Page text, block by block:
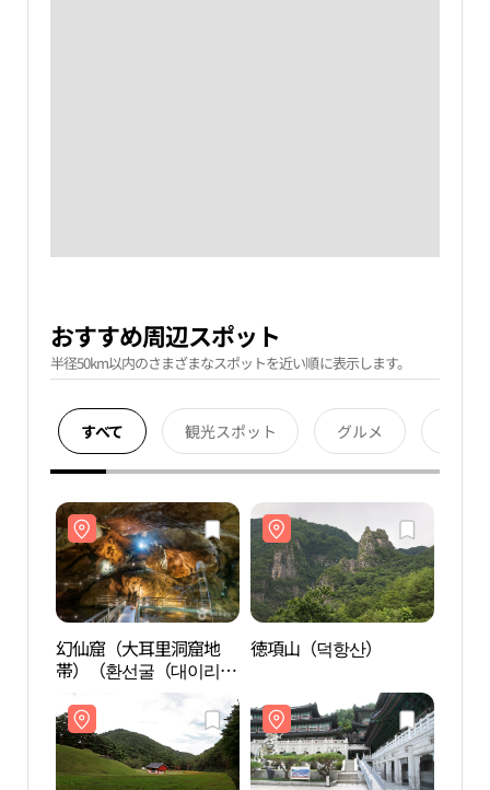
おすすめ周辺スポット
半径50km以内のさまざまなスポットを近い順に表示します。
すべて 観光スポット グルメ
幻仙窟（大耳里洞窟地
帯）（환선굴（대이리
동굴지대））
徳項山（덕항산）